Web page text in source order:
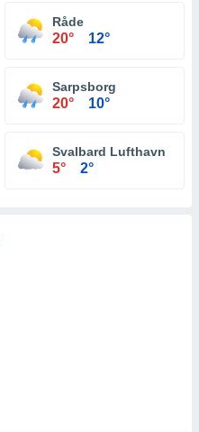
Råde
20° 12°
Sarpsborg
20° 10°
Svalbard Lufthavn
5° 2°